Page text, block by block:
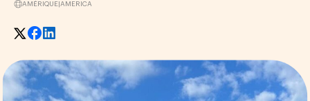
AMÉRIQUE AMERICA